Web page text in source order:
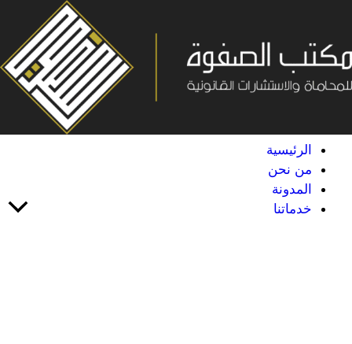
المحتوى
الرئيسية
من نحن
المدونة
خدماتنا